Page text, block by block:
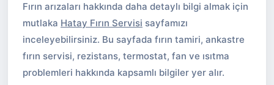
Fırın arızaları hakkında daha detaylı bilgi almak için
mutlaka Hatay Fırın Servisi sayfamızı
inceleyebilirsiniz. Bu sayfada fırın tamiri, ankastre
fırın servisi, rezistans, termostat, fan ve ısıtma
problemleri hakkında kapsamlı bilgiler yer alır.